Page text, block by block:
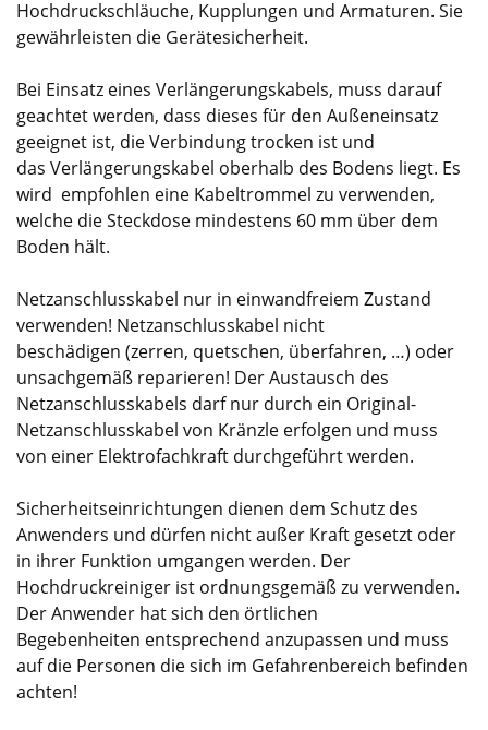
Hochdruckschläuche, Kupplungen und Armaturen. Sie
gewährleisten die Gerätesicherheit.
Bei Einsatz eines Verlängerungskabels, muss darauf
geachtet werden, dass dieses für den Außeneinsatz
geeignet ist, die Verbindung trocken ist und
das Verlängerungskabel oberhalb des Bodens liegt. Es
wird empfohlen eine Kabeltrommel zu verwenden,
welche die Steckdose mindestens 60 mm über dem
Boden hält.
Netzanschlusskabel nur in einwandfreiem Zustand
verwenden! Netzanschlusskabel nicht
beschädigen (zerren, quetschen, überfahren, …) oder
unsachgemäß reparieren! Der Austausch des
Netzanschlusskabels darf nur durch ein Original-
Netzanschlusskabel von Kränzle erfolgen und muss
von einer Elektrofachkraft durchgeführt werden.
Sicherheitseinrichtungen dienen dem Schutz des
Anwenders und dürfen nicht außer Kraft gesetzt oder
in ihrer Funktion umgangen werden. Der
Hochdruckreiniger ist ordnungsgemäß zu verwenden.
Der Anwender hat sich den örtlichen
Begebenheiten entsprechend anzupassen und muss
auf die Personen die sich im Gefahrenbereich befinden
achten!